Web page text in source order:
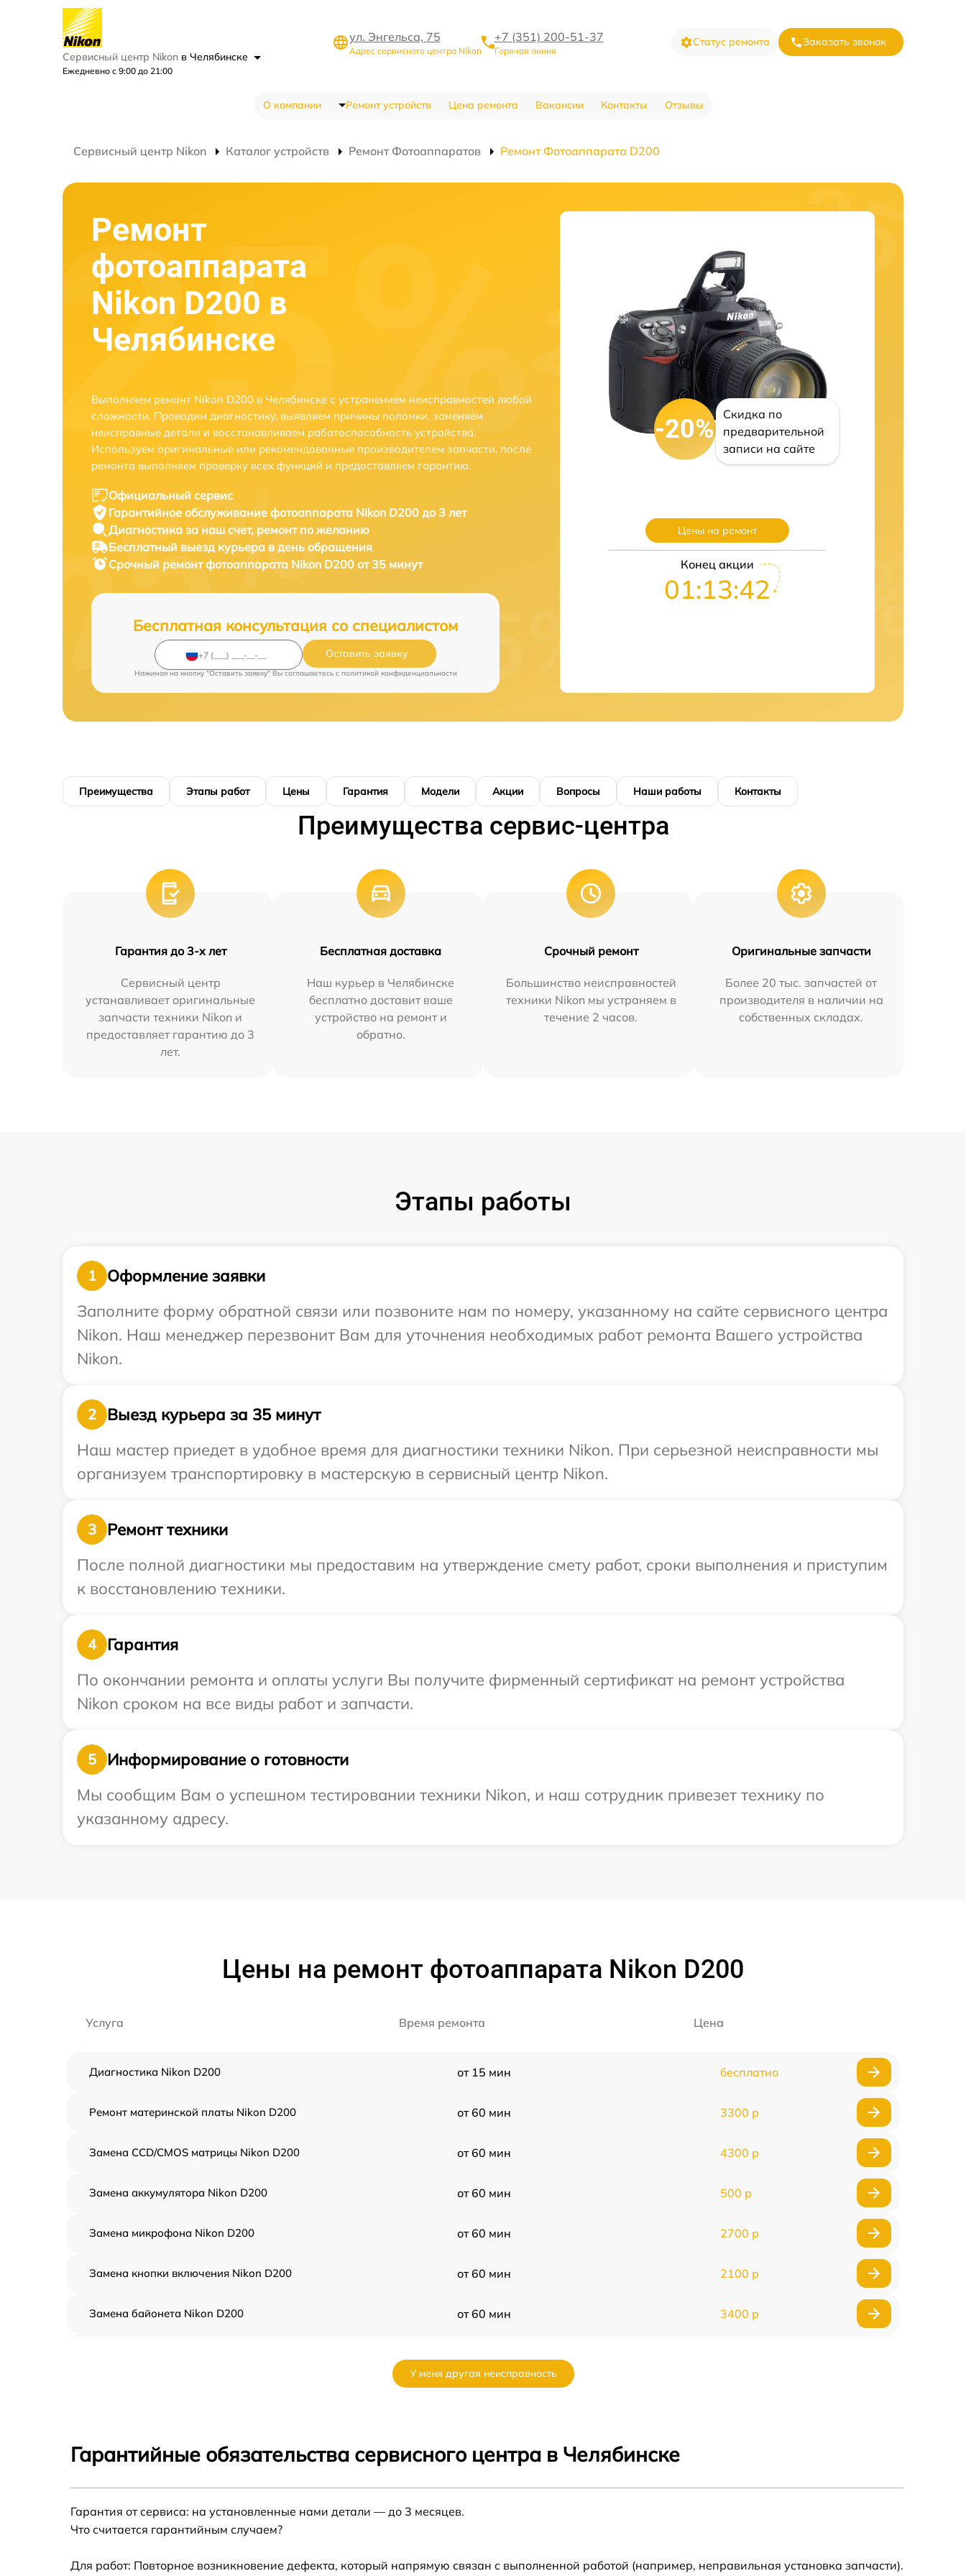
Сервисный центр Nikon в Челябинске
Ежедневно с 9:00 до 21:00
ул. Энгельса, 75
Адрес сервисного центра Nikon
+7 (351) 200-51-37
Горячая линия
Статус ремонта Заказать звонок
О компании Ремонт устройств Цена ремонта Вакансии Контакты Отзывы
Сервисный центр Nikon Каталог устройств Ремонт Фотоаппаратов Ремонт Фотоаппарата D200
Ремонт
фотоаппарата
Nikon D200 в
Челябинске
Выполняем ремонт Nikon D200 в Челябинске с устранением неисправностей любой
сложности. Проводим диагностику, выявляем причины поломки, заменяем
неисправные детали и восстанавливаем работоспособность устройства.
Используем оригинальные или рекомендованные производителем запчасти, после
ремонта выполняем проверку всех функций и предоставляем гарантию.
Официальный сервис
Гарантийное обслуживание фотоаппарата Nikon D200 до 3 лет
Диагностика за наш счет, ремонт по желанию
Бесплатный выезд курьера в день обращения
Срочный ремонтфотоаппарата Nikon D200 от 35 минут
Бесплатная консультация со специалистом
Оставить заявку
Нажимая на кнопку "Оставить заявку" Вы соглашаетесь c политикой конфиденциальности
-20%
Скидка по
предварительной
записи на сайте
Цены на ремонт
Конец акции
01:13:41
Преимущества Этапы работ Цены Гарантия Модели Акции Вопросы Наши работы Контакты
Преимущества сервис-центра
Гарантия до 3-х лет
Сервисный центр
устанавливает оригинальные
запчасти техники Nikon и
предоставляет гарантию до 3
лет.
Бесплатная доставка
Наш курьер в Челябинске
бесплатно доставит ваше
устройство на ремонт и
обратно.
Срочный ремонт
Большинство неисправностей
техники Nikon мы устраняем в
течение 2 часов.
Оригинальные запчасти
Более 20 тыс. запчастей от
производителя в наличии на
собственных складах.
Этапы работы
1
Оформление заявки
Заполните форму обратной связи или позвоните нам по номеру, указанному на сайте сервисного центра
Nikon. Наш менеджер перезвонит Вам для уточнения необходимых работ ремонта Вашего устройства
Nikon.
2
Выезд курьера за 35 минут
Наш мастер приедет в удобное время для диагностики техники Nikon. При серьезной неисправности мы
организуем транспортировку в мастерскую в сервисный центр Nikon.
3
Ремонт техники
После полной диагностики мы предоставим на утверждение смету работ, сроки выполнения и приступим
к восстановлению техники.
4
Гарантия
По окончании ремонта и оплаты услуги Вы получите фирменный сертификат на ремонт устройства
Nikon сроком на все виды работ и запчасти.
5
Информирование о готовности
Мы сообщим Вам о успешном тестировании техники Nikon, и наш сотрудник привезет технику по
указанному адресу.
Цены на ремонт фотоаппарата Nikon D200
Услуга Время ремонта Цена
Диагностика Nikon D200 от 15 мин бесплатно
Ремонт материнской платы Nikon D200 от 60 мин 3300 р
Замена CCD/CMOS матрицы Nikon D200 от 60 мин 4300 р
Замена аккумулятора Nikon D200 от 60 мин 500 р
Замена микрофона Nikon D200 от 60 мин 2700 р
Замена кнопки включения Nikon D200 от 60 мин 2100 р
Замена байонета Nikon D200 от 60 мин 3400 р
Замена затвора Nikon D200 от 60 мин
У меня другая неисправность
Гарантийные обязательства сервисного центра в Челябинске
Гарантия от сервиса: на установленные нами детали — до 3 месяцев.
Что считается гарантийным случаем?
Для работ: Повторное возникновение дефекта, который напрямую связан с выполненной работой (например, неправильная установка запчасти).